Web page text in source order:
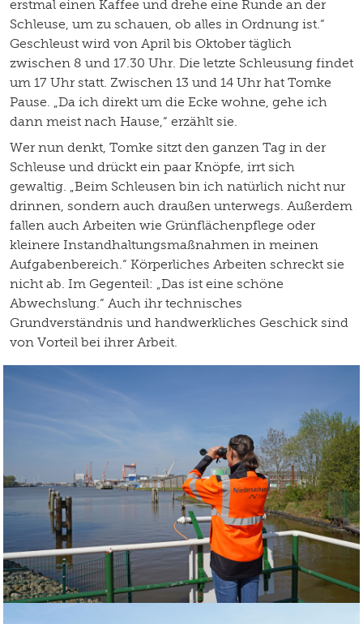
erstmal einen Kaffee und drehe eine Runde an der
Schleuse, um zu schauen, ob alles in Ordnung ist.“
Geschleust wird von April bis Oktober täglich
zwischen 8 und 17.30 Uhr. Die letzte Schleusung findet
um 17 Uhr statt. Zwischen 13 und 14 Uhr hat Tomke
Pause. „Da ich direkt um die Ecke wohne, gehe ich
dann meist nach Hause,“ erzählt sie.
Wer nun denkt, Tomke sitzt den ganzen Tag in der
Schleuse und drückt ein paar Knöpfe, irrt sich
gewaltig. „Beim Schleusen bin ich natürlich nicht nur
drinnen, sondern auch draußen unterwegs. Außerdem
fallen auch Arbeiten wie Grünflächenpflege oder
kleinere Instandhaltungsmaßnahmen in meinen
Aufgabenbereich.“ Körperliches Arbeiten schreckt sie
nicht ab. Im Gegenteil: „Das ist eine schöne
Abwechslung.“ Auch ihr technisches
Grundverständnis und handwerkliches Geschick sind
von Vorteil bei ihrer Arbeit.